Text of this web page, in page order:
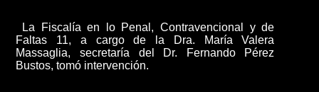
La Fiscalía en lo Penal, Contravencional y de
Faltas 11, a cargo de la Dra. María Valera
Massaglia, secretaría del Dr. Fernando Pérez
Bustos, tomó intervención.